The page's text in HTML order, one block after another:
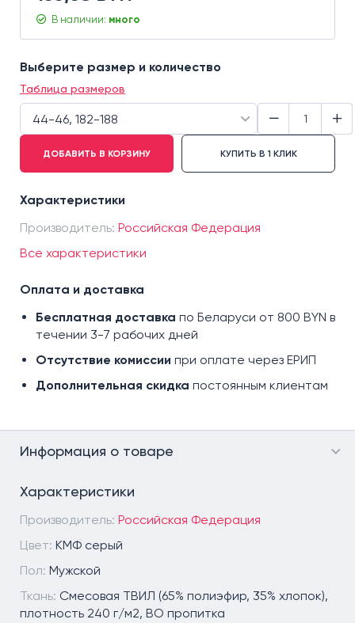
В наличии: много
Выберите размер и количество
Таблица размеров
44-46, 182-188
44-46, 182-188
− +
ДОБАВИТЬ В КОРЗИНУ КУПИТЬ В 1 КЛИК
Характеристики
Производитель: Российская Федерация
Все характеристики
Оплата и доставка
Бесплатная доставка по Беларуси от 800 BYN в
течении 3-7 рабочих дней
Отсутствие комиссии при оплате через ЕРИП
Дополнительная скидка постоянным клиентам
Информация о товаре
Характеристики
Производитель: Российская Федерация
Цвет: КМФ серый
Пол: Мужской
Ткань: Смесовая ТВИЛ (65% полиэфир, 35% хлопок),
плотность 240 г/м2, ВО пропитка